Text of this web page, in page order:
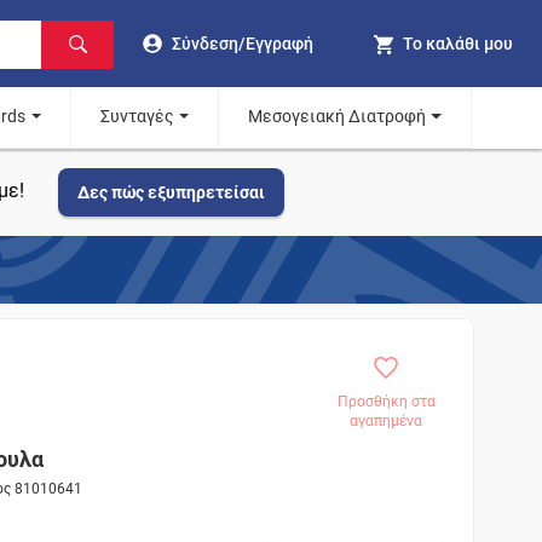
Σύνδεση/Εγγραφή Το καλάθι μου
Συνταγές Μεσογειακή Διατροφή
Δες πώς εξυπηρετείσαι
Προσθήκη στα
αγαπημένα
81010641